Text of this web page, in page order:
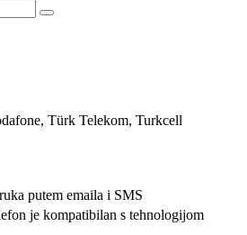
Türk Telekom, Turkcell
putem emaila i SMS
je kompatibilan s tehnologijom